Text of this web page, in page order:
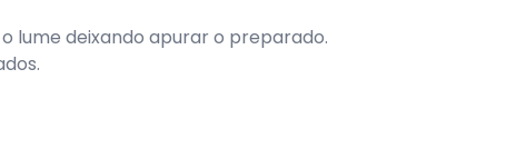
o lume deixando apurar o preparado.